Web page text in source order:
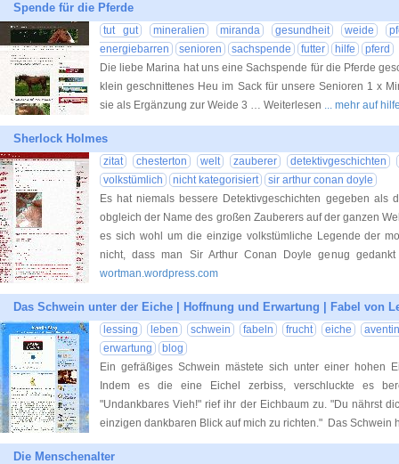
Spende für die Pferde
tut gut mineralien miranda gesundheit weide
energiebarren
senioren sachspende futter hilfe
pferd
Die liebe Marina hat uns eine Sachspende für die Pferde
klein geschnittenes Heu im Sack für unsere Senioren 1 x
sie als Ergänzung zur Weide 3 … Weiterlesen ... mehr auf
Sherlock Holmes
zitat chesterton welt zauberer
detektivgeschichten
volkstümlich
nicht kategorisiert
sir arthur conan doyle
Es hat niemals bessere Detektivgeschichten gegeben als
obgleich der Name des großen Zauberers auf der ganzen
es sich wohl um die einzige volkstümliche Legende der
nicht, dass man Sir Arthur Conan Doyle genug
wortman.wordpress.com
Das Schwein unter der Eiche | Hoffnung und Erwartung | Fabel von
lessing leben schwein fabeln frucht eiche
aventin
erwartung
blog
Ein gefräßiges Schwein mästete sich unter einer hohen
Indem es die eine Eichel zerbiss, verschluckte es
"Undankbares Vieh!" rief ihr der Eichbaum zu. "Du nährst
einzigen dankbaren Blick auf mich zu richten." Das Schwein
Die Menschenalter